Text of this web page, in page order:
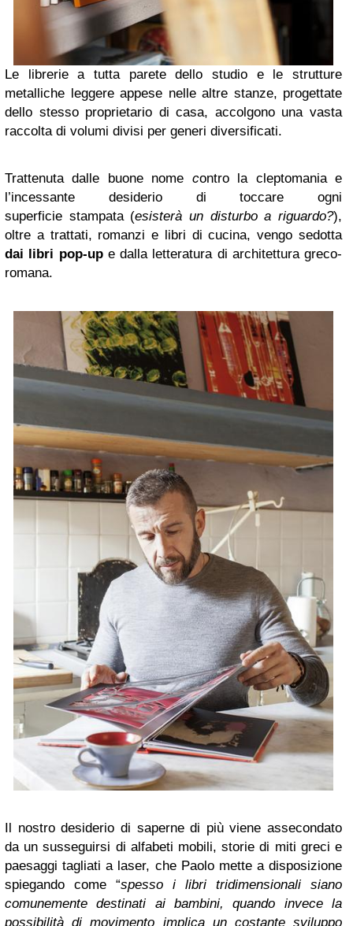
Le librerie a tutta parete dello studio e le strutture
metalliche leggere appese nelle altre stanze, progettate
dello stesso proprietario di casa, accolgono una vasta
raccolta di volumi divisi per generi diversificati.
Trattenuta dalle buone nome contro la cleptomania e
l’incessante desiderio di toccare ogni
superficie stampata (esisterà un disturbo a riguardo?),
oltre a trattati, romanzi e libri di cucina, vengo sedotta
dai libri pop-upe dalla letteratura di architettura greco-
romana.
Il nostro desiderio di saperne di più viene assecondato
da un susseguirsi di alfabeti mobili, storie di miti greci e
paesaggi tagliati a laser, che Paolo mette a disposizione
spiegando come “spesso i libri tridimensionali siano
comunemente destinati ai bambini, quando invece la
possibilità di movimento implica un costante sviluppo